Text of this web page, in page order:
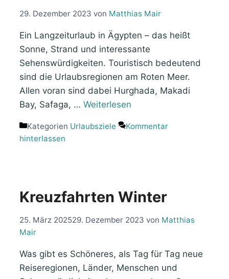
29. Dezember 2023 von Matthias Mair
Ein Langzeiturlaub in Ägypten – das heißt
Sonne, Strand und interessante
Sehenswürdigkeiten. Touristisch bedeutend
sind die Urlaubsregionen am Roten Meer.
Allen voran sind dabei Hurghada, Makadi
Bay, Safaga, … Weiterlesen
Kategorien Urlaubsziele
Kommentar
hinterlassen
Kreuzfahrten Winter
25. März 202529. Dezember 2023 von Matthias
Mair
Was gibt es Schöneres, als Tag für Tag neue
Reiseregionen, Länder, Menschen und